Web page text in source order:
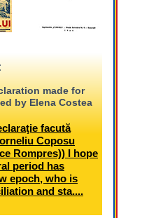
made for
by Elena Costea
facută
Coposu
Rompres)) I hope
period has
epoch, who is
and sta....